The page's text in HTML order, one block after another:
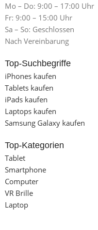
Mo – Do: 9:00 – 17:00 Uhr
Fr: 9:00 – 15:00 Uhr
Sa – So: Geschlossen
Nach Vereinbarung
Top-Suchbegriffe
iPhones kaufen
Tablets kaufen
iPads kaufen
Laptops kaufen
Samsung Galaxy kaufen
Top-Kategorien
Tablet
Smartphone
Computer
VR Brille
Laptop